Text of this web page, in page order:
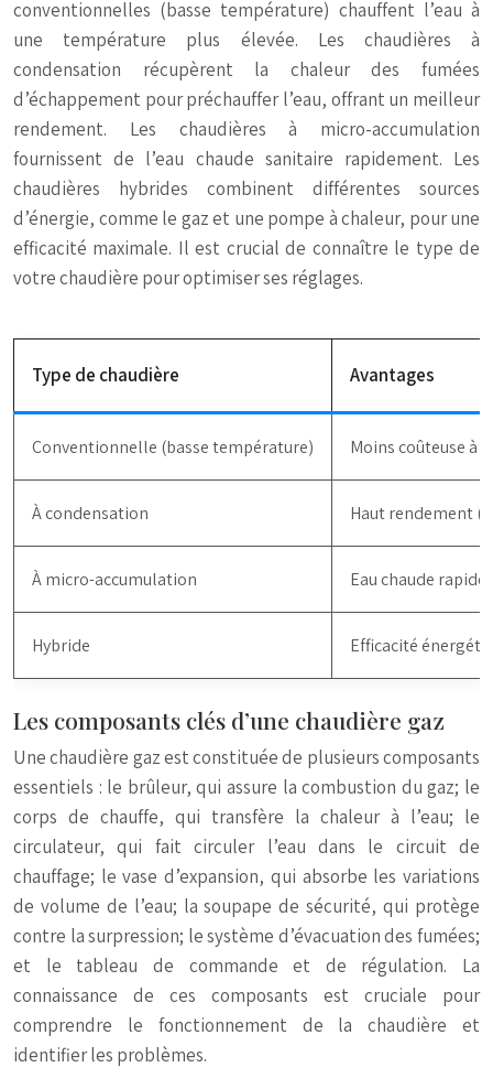
conventionnelles (basse température) chauffent l’eau à
une température plus élevée. Les chaudières à
condensation récupèrent la chaleur des fumées
d’échappement pour préchauffer l’eau, offrant un meilleur
rendement. Les chaudières à micro-accumulation
fournissent de l’eau chaude sanitaire rapidement. Les
chaudières hybrides combinent différentes sources
d’énergie, comme le gaz et une pompe à chaleur, pour une
efficacité maximale. Il est crucial de connaître le type de
votre chaudière pour optimiser ses réglages.
Type de chaudière Avantages
Conventionnelle (basse température) Moins coûteuse à
À condensation Haut rendement
À micro-accumulation Eau chaude rapide.
Hybride Efficacité
Les composants clés d’une chaudière gaz
Une chaudière gaz est constituée de plusieurs composants
essentiels : le brûleur, qui assure la combustion du gaz; le
corps de chauffe, qui transfère la chaleur à l’eau; le
circulateur, qui fait circuler l’eau dans le circuit de
chauffage; le vase d’expansion, qui absorbe les variations
de volume de l’eau; la soupape de sécurité, qui protège
contre la surpression; le système d’évacuation des fumées;
et le tableau de commande et de régulation. La
connaissance de ces composants est cruciale pour
comprendre le fonctionnement de la chaudière et
identifier les problèmes.